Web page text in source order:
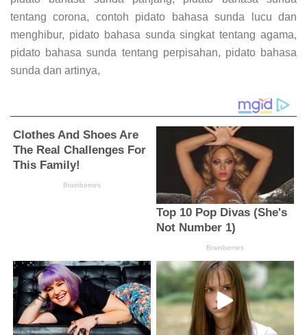
tentang corona, contoh pidato bahasa sunda lucu dan
menghibur, pidato bahasa sunda singkat tentang agama,
pidato bahasa sunda tentang perpisahan, pidato bahasa
sunda dan artinya,